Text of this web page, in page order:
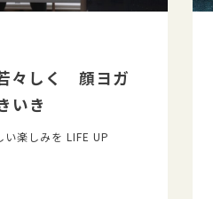
々しく 顔ヨガ
いき
い楽しみを LIFE UP